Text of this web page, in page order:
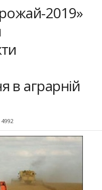
2019»
в аграрній
4992